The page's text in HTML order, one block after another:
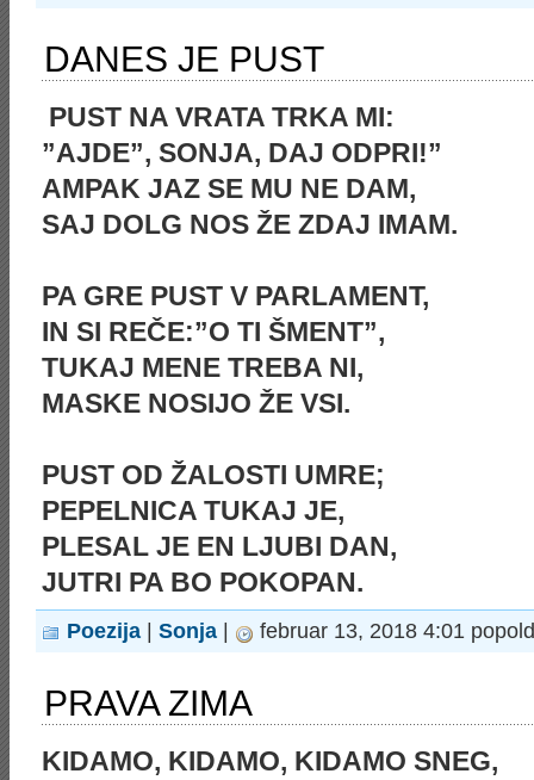
DANES JE PUST
PUST NA VRATA TRKA MI:
”AJDE”, SONJA, DAJ ODPRI!”
AMPAK JAZ SE MU NE DAM,
SAJ DOLG NOS ŽE ZDAJ IMAM.
PA GRE PUST V PARLAMENT,
IN SI REČE:”O TI ŠMENT”,
TUKAJ MENE TREBA NI,
MASKE NOSIJO ŽE VSI.
PUST OD ŽALOSTI UMRE;
PEPELNICA TUKAJ JE,
PLESAL JE EN LJUBI DAN,
JUTRI PA BO POKOPAN.
Poezija Sonja februar 13, 2018 4:01
PRAVA ZIMA
KIDAMO, KIDAMO, KIDAMO SNEG,